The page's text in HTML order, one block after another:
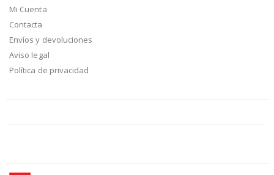
Mi Cuenta
Contacta
Envíos y devoluciones
Aviso legal
Política de privacidad